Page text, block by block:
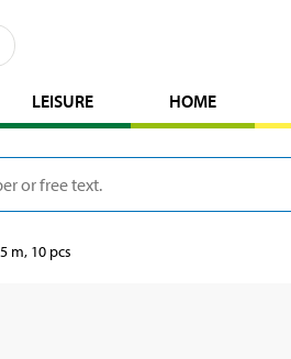
LEISURE HOME
m, 10 pcs